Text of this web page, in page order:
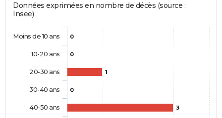
Données exprimées en nombre de décès (source :
Insee)
0
0
1
0
3
Moins de 10 ans
10-20 ans
20-30 ans
30-40 ans
40-50 ans